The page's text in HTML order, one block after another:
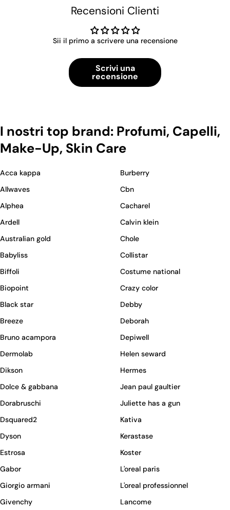
Recensioni Clienti
Sii il primo a scrivere una recensione
Scrivi una
recensione
I nostri top brand: Profumi, Capelli,
Make-Up, Skin Care
Acca kappa
Allwaves
Alphea
Ardell
Australian gold
Babyliss
Biffoli
Biopoint
Black star
Breeze
Bruno acampora
Burberry
Cbn
Cacharel
Calvin klein
Chole
Collistar
Costume national
Crazy color
Debby
Deborah
Depiwell
Dermolab
Dikson
Dolce & gabbana
Dorabruschi
Dsquared2
Dyson
Estrosa
Gabor
Giorgio armani
Givenchy
Helen seward
Hermes
Jean paul gaultier
Juliette has a gun
Kativa
Kerastase
Koster
L'oreal paris
L'oreal professionnel
Lancome